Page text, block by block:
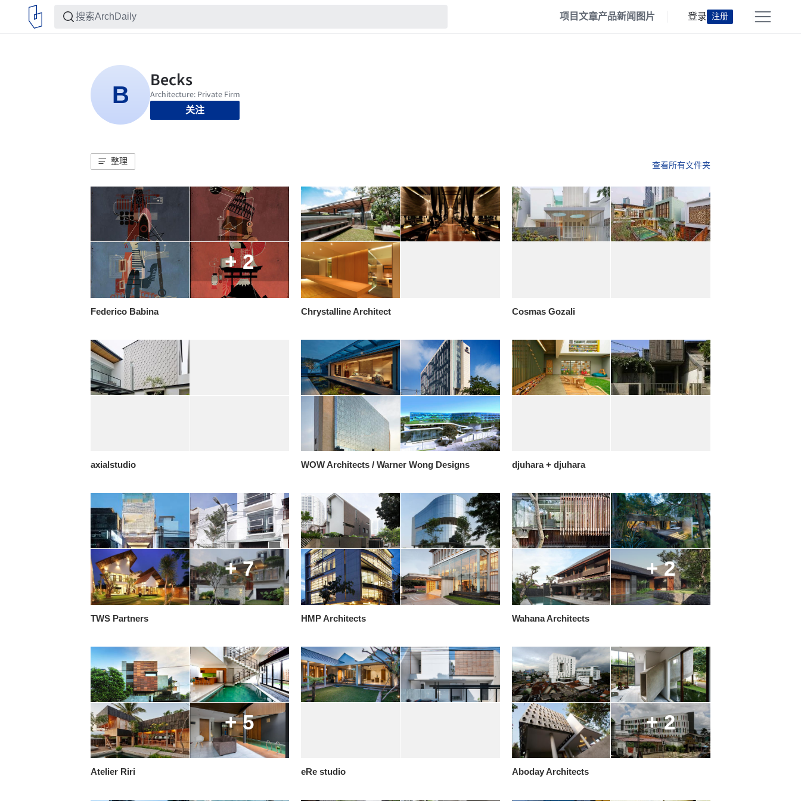
项目文章产品新闻 图片 登录 注册
关注
整理 查看所有文件夹
+ 2
Federico Babina Chrystalline Architect Cosmas Gozali
axialstudio WOW Architects / Warner Wong Designs djuhara + djuhara
+ 7
TWS Partners HMP Architects
+ 2
Wahana Architects
+ 5
Atelier Riri eRe studio
+ 2
Aboday Architects